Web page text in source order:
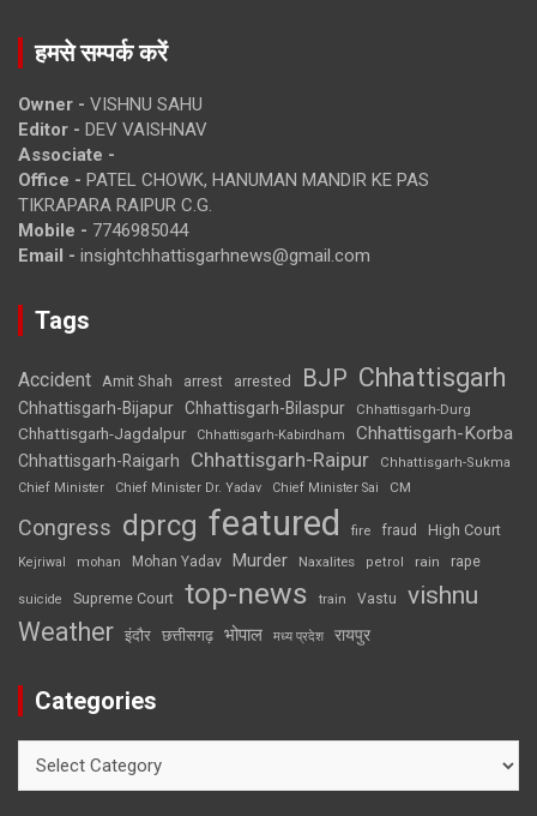
हमसे सम्पर्क करें
Owner - VISHNU SAHU
Editor - DEV VAISHNAV
Associate -
Office - PATEL CHOWK, HANUMAN MANDIR KE PAS
TIKRAPARA RAIPUR C.G.
Mobile - 7746985044
Email - insightchhattisgarhnews@gmail.com
Tags
Accident Amit Shah arrest arrested BJP Chhattisgarh
Chhattisgarh-Bijapur Chhattisgarh-Bilaspur Chhattisgarh-Durg
Chhattisgarh-Jagdalpur Chhattisgarh-Kabirdham Chhattisgarh-Korba
Chhattisgarh-Raigarh Chhattisgarh-Raipur
Chhattisgarh-Sukma
Chief Minister
Chief Minister Dr. Yadav Chief Minister Sai CM
Congress dprcg featured fire fraud High Court
Kejriwal mohan Mohan Yadav Murder Naxalites petrol rain rape
suicide Supreme Court top-news train Vastu vishnu
Weather इंदौर छत्तीसगढ़ भोपाल मध्य प्रदेश रायपुर
Categories